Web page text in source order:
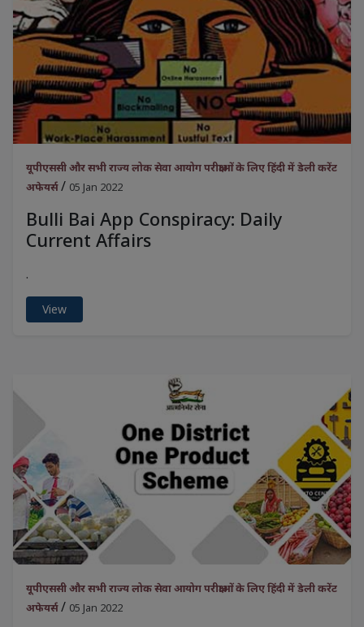
यूपीएससी और सभी राज्य लोक सेवा आयोग परीक्षाओं के लिए हिंदी में डेली करेंट
अफेयर्स/ 05 Jan 2022
Bulli Bai App Conspiracy: Daily
Current Affairs
.
View
यूपीएससी और सभी राज्य लोक सेवा आयोग परीक्षाओं के लिए हिंदी में डेली करेंट
अफेयर्स/ 05 Jan 2022